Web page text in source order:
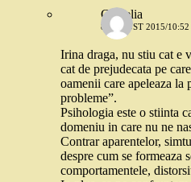
Camelia
8 AUGUST 2015/10:52
Irina draga, nu stiu cat e
cat de prejudecata pe
oamenii care apeleaza la
probleme”.
Psihologia este o stiinta
domeniu in care nu ne
Contrar aparentelor,
despre cum se formeaza
comportamentele,